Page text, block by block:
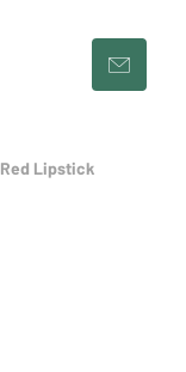
Red Lipstick